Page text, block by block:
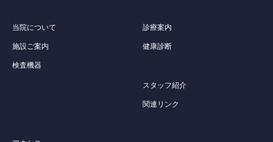
当院について
施設ご案内
検査機器
診療案内
健康診断
スタッフ紹介
関連リンク